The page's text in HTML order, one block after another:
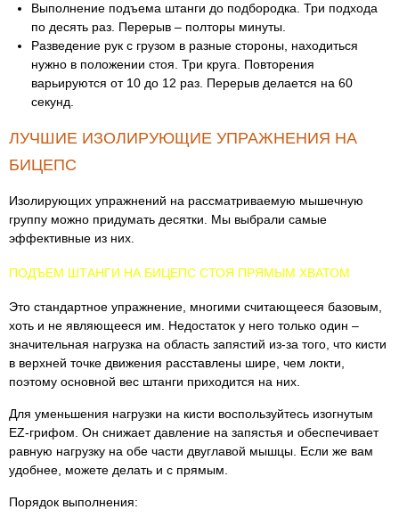
Выполнение подъема штанги до подбородка. Три подхода
по десять раз. Перерыв – полторы минуты.
Разведение рук с грузом в разные стороны, находиться
нужно в положении стоя. Три круга. Повторения
варьируются от 10 до 12 раз. Перерыв делается на 60
секунд.
ЛУЧШИЕ ИЗОЛИРУЮЩИЕ УПРАЖНЕНИЯ НА
БИЦЕПС
Изолирующих упражнений на рассматриваемую мышечную
группу можно придумать десятки. Мы выбрали самые
эффективные из них.
ПОДЪЕМ ШТАНГИ НА БИЦЕПС СТОЯ ПРЯМЫМ ХВАТОМ
Это стандартное упражнение, многими считающееся базовым,
хоть и не являющееся им. Недостаток у него только один –
значительная нагрузка на область запястий из-за того, что кисти
в верхней точке движения расставлены шире, чем локти,
поэтому основной вес штанги приходится на них.
Для уменьшения нагрузки на кисти воспользуйтесь изогнутым
EZ-грифом. Он снижает давление на запястья и обеспечивает
равную нагрузку на обе части двуглавой мышцы. Если же вам
удобнее, можете делать и с прямым.
Порядок выполнения: